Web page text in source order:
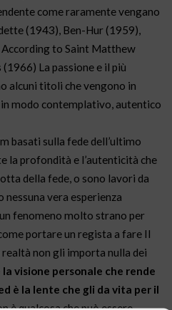
come raramente vengano
(1943), Ben-Hur (1959),
According to Saint Matthew
La passione e il più
alcuni titoli che vengono in
modo contemplativo, autentico
basati sulla fede dell’ultimo
la profondità e l’autenticità che
della fede, o sono lavori da
nessuna vera esperienza
fenomeno molto strano per
portare un regista a fare Il
non gli importa nulla dei
la visione personale che rende
è la lente che gli da vita per il